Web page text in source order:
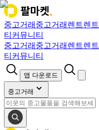
중고거래 중고거래 렌트렌트
티 커뮤니티
중고거래 중고거래 렌트렌트
티 커뮤니티
앱 다운로드
중고거래